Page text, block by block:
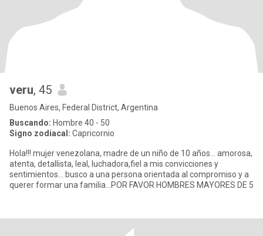
veru, 45
Buenos Aires, Federal District, Argentina
Buscando: Hombre 40 - 50
Signo zodiacal: Capricornio
Hola!!! mujer venezolana, madre de un niño de 10 años... amorosa,
atenta, detallista, leal, luchadora,fiel a mis convicciones y
sentimientos... busco a una persona orientada al compromiso y a
querer formar una familia...POR FAVOR HOMBRES MAYORES DE 5